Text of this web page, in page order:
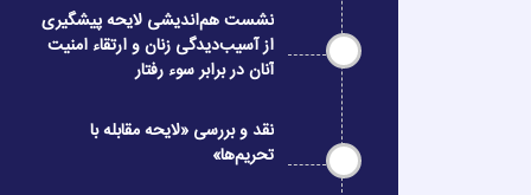
نشست هم‌اندیشی لایحه پیشگیری
از آسیب‌دیدگی زنان و ارتقاء امنیت
آنان در برابر سوء رفتار
نقد و بررسی «لایحه مقابله با
تحریم‌ها»